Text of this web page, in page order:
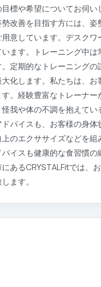
標や希望についてお伺
改善を目指す方には、
意しています。デスク
ます。トレーニング中
定期的なトレーニング
化します。私たちは、
。経験豊富なトレーナ
我や体の不調を抱えて
バイスも、お客様の身
のエクササイズなどを
イスも健康的な食習慣
あるCRYSTALFitでは、
ます。